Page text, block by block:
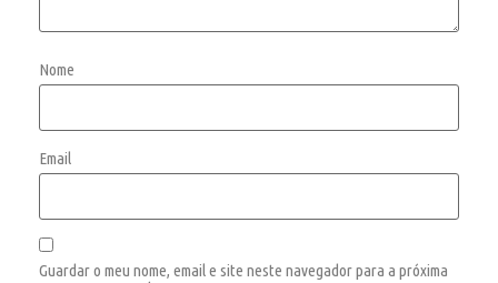
Nome
Email
Guardar o meu nome, email e site neste navegador para a próxima